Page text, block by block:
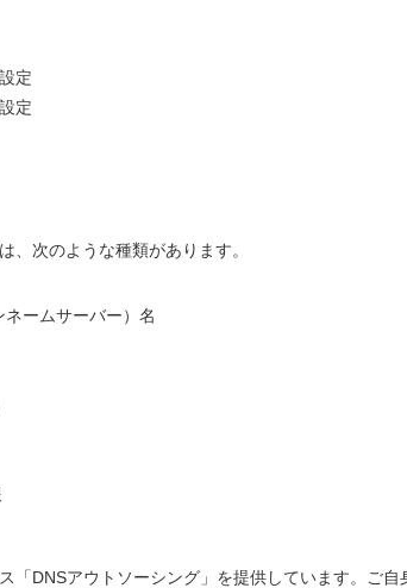
定
定
、次のような種類があります。
ームサーバー）名
「DNSアウトソーシング」を提供しています。ご自